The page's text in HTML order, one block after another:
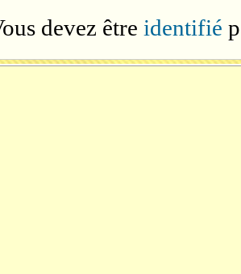
devez être identifié